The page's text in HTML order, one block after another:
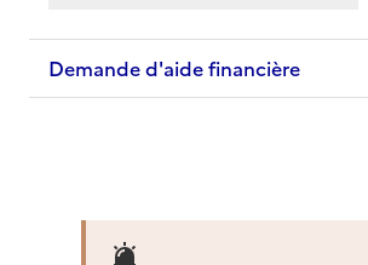
Demande d'aide financière